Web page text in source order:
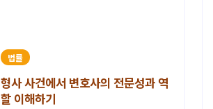
법률
형사 사건에서 변호사의 전문성과 역
할 이해하기